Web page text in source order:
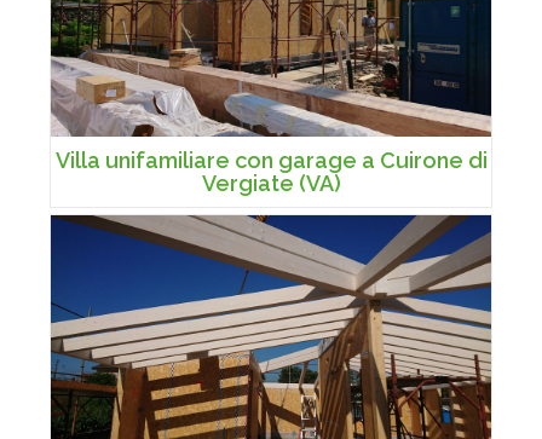
Villa unifamiliare con garage a Cuirone di
Vergiate (VA)